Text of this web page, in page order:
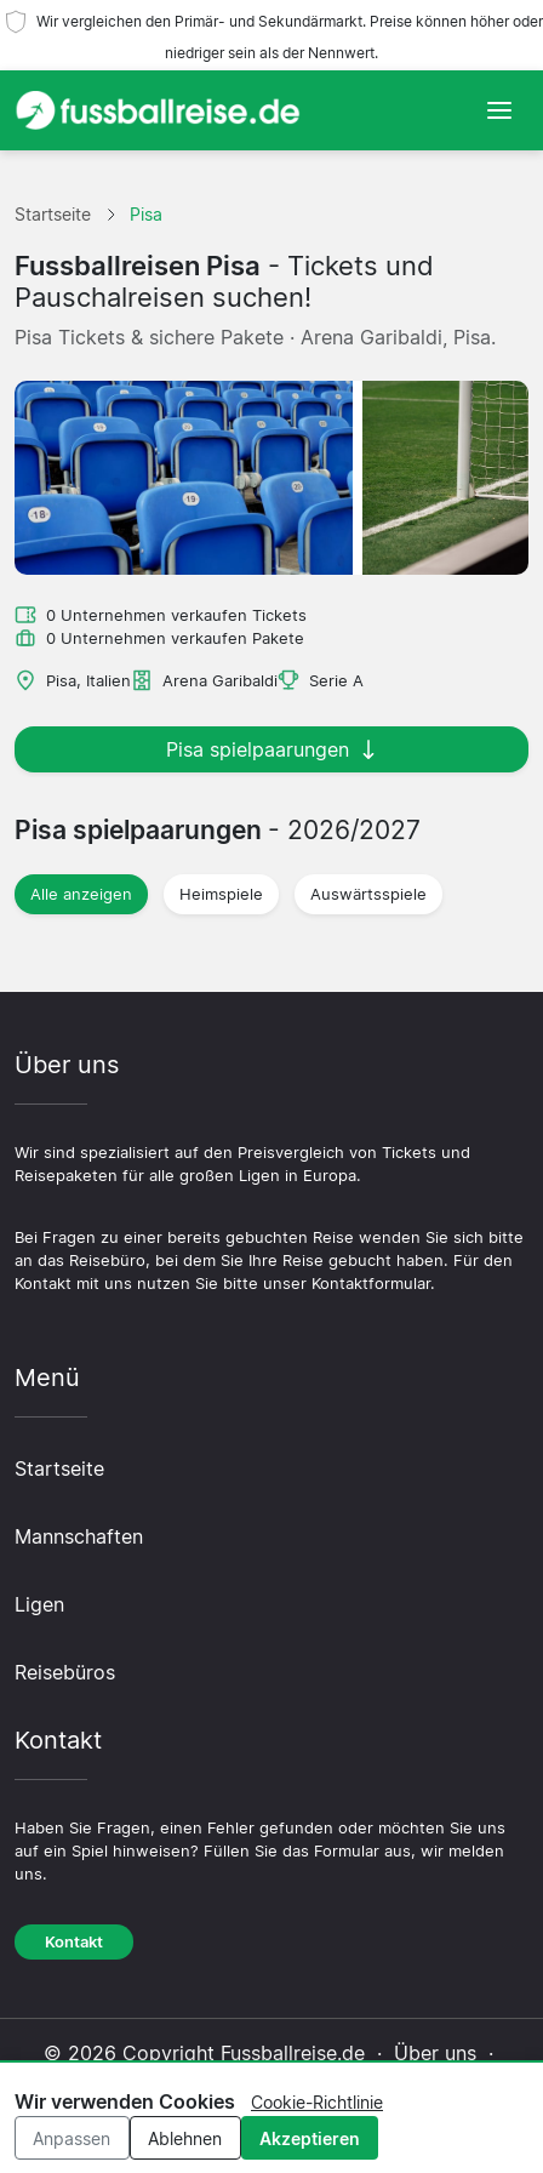
Wir vergleichen den Primär- und Sekundärmarkt. Preise können höher oder
niedriger sein als der Nennwert.
Mannschaften
Ligen
Reisebüros
Startseite Pisa
Fussballreisen Pisa - Tickets und
Pauschalreisen suchen!
Pisa Tickets & sichere Pakete · Arena Garibaldi, Pisa.
0 Unternehmen verkaufen Tickets
0 Unternehmen verkaufen Pakete
Pisa, Italien Arena Garibaldi Serie A
Pisa spielpaarungen
Pisa spielpaarungen - 2026/2027
Alle anzeigen Heimspiele Auswärtsspiele
Über uns
Wir sind spezialisiert auf den Preisvergleich von Tickets und
Reisepaketen für alle großen Ligen in Europa.
Bei Fragen zu einer bereits gebuchten Reise wenden Sie sich bitte
an das Reisebüro, bei dem Sie Ihre Reise gebucht haben. Für den
Kontakt mit uns nutzen Sie bitte unser Kontaktformular.
Menü
Startseite
Mannschaften
Ligen
Reisebüros
Kontakt
Haben Sie Fragen, einen Fehler gefunden oder möchten Sie uns
auf ein Spiel hinweisen? Füllen Sie das Formular aus, wir melden
uns.
Kontakt
© 2026 Copyright Fussballreise.de · Über uns ·
Cookie-Richtlinie·Redaktionelle Richtlinie
Wir verwenden Cookies
Cookie-Richtlinie
Anpassen
Ablehnen Akzeptieren